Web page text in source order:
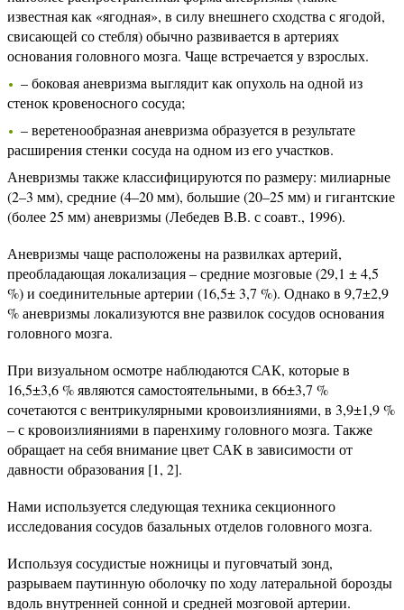
известная как «ягодная», в силу внешнего сходства с ягодой,
свисающей со стебля) обычно развивается в артериях
основания головного мозга. Чаще встречается у взрослых.
– боковая аневризма выглядит как опухоль на одной из
стенок кровеносного сосуда;
– веретенообразная аневризма образуется в результате
расширения стенки сосуда на одном из его участков.
Аневризмы также классифицируются по размеру: милиарные
(2–3 мм), средние (4–20 мм), большие (20–25 мм) и гигантские
(более 25 мм) аневризмы (Лебедев В.В. с соавт., 1996).
Аневризмы чаще расположены на развилках артерий,
преобладающая локализация – средние мозговые (29,1 ± 4,5
%) и соединительные артерии (16,5± 3,7 %). Однако в 9,7±2,9
% аневризмы локализуются вне развилок сосудов основания
головного мозга.
При визуальном осмотре наблюдаются САК, которые в
16,5±3,6 % являются самостоятельными, в 66±3,7 %
сочетаются с вентрикулярными кровоизлияниями, в 3,9±1,9 %
– с кровоизлияниями в паренхиму головного мозга. Также
обращает на себя внимание цвет САК в зависимости от
давности образования [1, 2].
Нами используется следующая техника секционного
исследования сосудов базальных отделов головного мозга.
Используя сосудистые ножницы и пуговчатый зонд,
разрываем паутинную оболочку по ходу латеральной борозды
вдоль внутренней сонной и средней мозговой артерии.